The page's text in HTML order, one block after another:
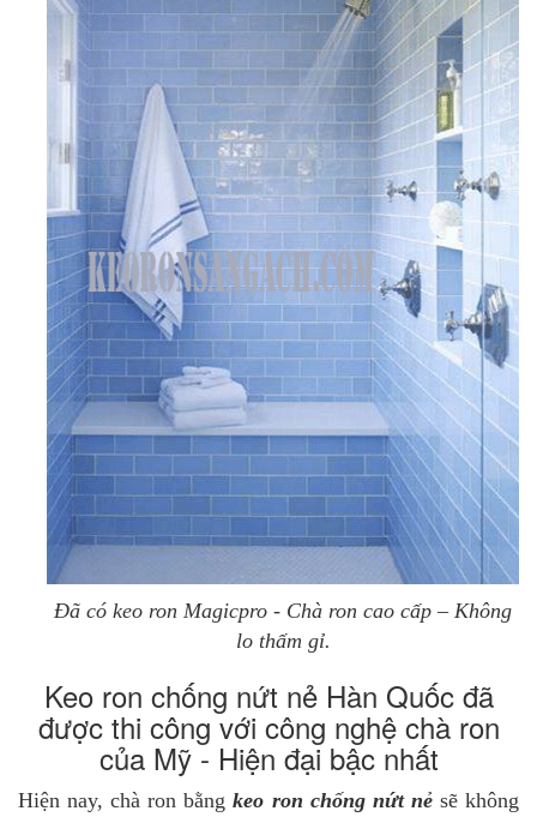
Đã có keo ron Magicpro - Chà ron cao cấp – Không
lo thấm gỉ.
Keo ron chống nứt nẻ Hàn Quốc đã
được thi công với công nghệ chà ron
của Mỹ - Hiện đại bậc nhất
Hiện nay, chà ron bằngkeo ron chống nứt nẻsẽ không